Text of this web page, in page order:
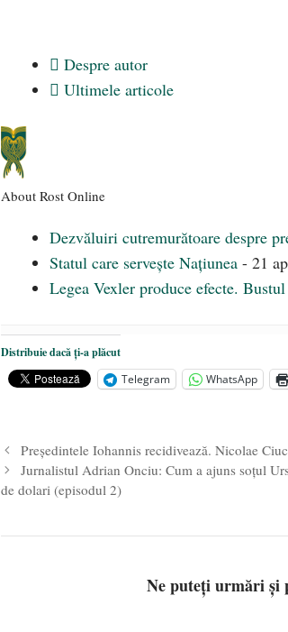
Despre autor
Ultimele articole
About Rost Online
Dezvăluiri cutremurătoare despre
Statul care servește Națiunea - 21
Legea Vexler produce efecte.
Distribuie dacă ți-a plăcut
Telegram
WhatsApp
Președintele Iohannis recidivează. Nicolae
Jurnalistul Adrian Onciu: Cum a ajuns soțul
de dolari (episodul 2)
Ne puteți urmări și